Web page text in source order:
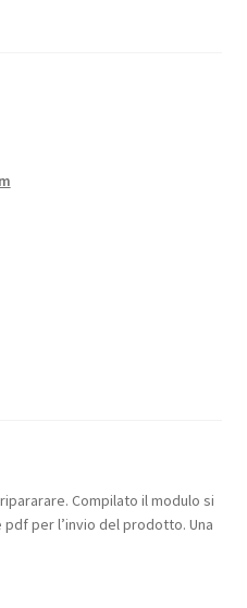
Compilato il modulo si
per l’invio del prodotto. Una